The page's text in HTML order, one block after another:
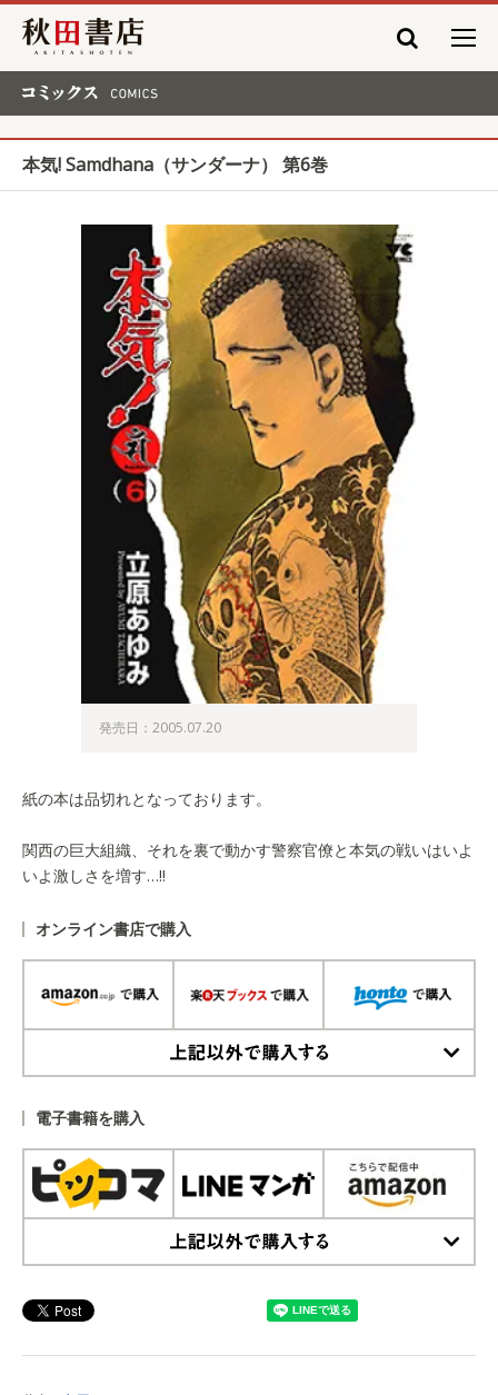
秋田書店
本気! Samdhana（サンダーナ） 第6巻
発売日：2005.07.20
紙の本は品切れとなっております。
関西の巨大組織、それを裏で動かす警察官僚と本気の戦いはいよ
いよ激しさを増す…!!
オンライン書店で購入
電子書籍を購入